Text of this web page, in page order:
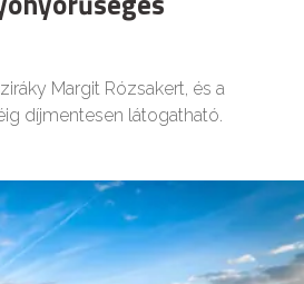
Margit Rózsakert, és a
díjmentesen látogatható.